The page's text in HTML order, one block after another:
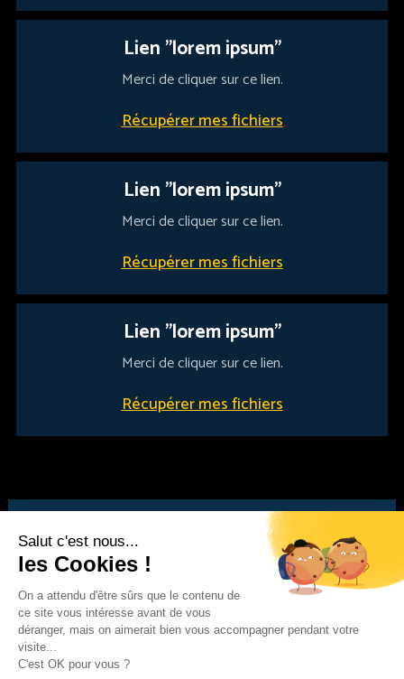
Lien "lorem ipsum"
Merci de cliquer sur ce lien.
Récupérer mes fichiers
Lien "lorem ipsum"
Merci de cliquer sur ce lien.
Récupérer mes fichiers
Lien "lorem ipsum"
Merci de cliquer sur ce lien.
Récupérer mes fichiers
R-Craftvous remercie pour
votre collaboration.
Salut c'est nous...
les Cookies !
On a attendu d'être sûrs que le contenu de
ce site vous intéresse avant de vous
déranger, mais on aimerait bien vous accompagner pendant votre
visite...
C'est OK pour vous ?